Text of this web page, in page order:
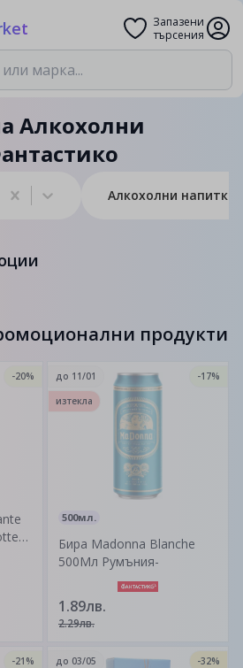
Запазени
търсения
Алкохолни
Алкохолни напитки
продукти
-20%
500мл.
Бира Madonna Blanche
500Мл Румъния-
1.89лв.
2.29лв.
до 11/01
-17%
изтекла
-21%
до 03/05
-32%